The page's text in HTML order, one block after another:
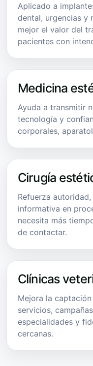
Aplicado a
dental, urgencias y
mejor el valor del
pacientes con
Medicina
Ayuda a transmitir
tecnología y
corporales,
Cirugía
Refuerza
informativa en
necesita más
de contactar.
Clínicas
Mejora la
servicios,
especialidades y
cercanas.